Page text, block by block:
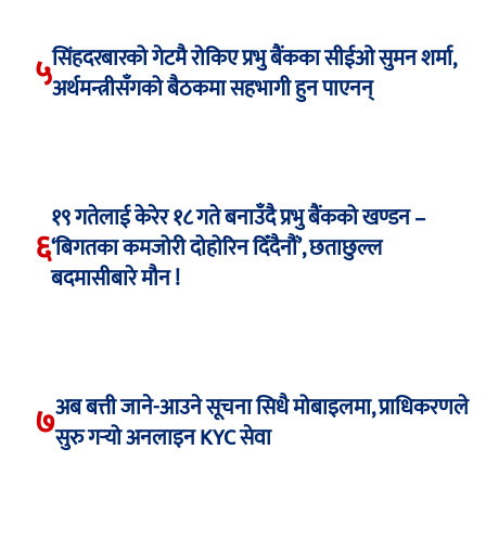
५सिंहदरबारको गेटमै रोकिए प्रभु बैंकका सीईओ सुमन शर्मा,
अर्थमन्त्रीसँगको बैठकमा सहभागी हुन पाएनन्
६
१९ गतेलाई केरेर १८ गते बनाउँदै प्रभु बैंकको खण्डन –
‘बिगतका कमजोरी दोहोरिन दिँदैनौं’, छताछुल्ल
बदमासीबारे मौन !
७अब बत्ती जाने-आउने सूचना सिधै मोबाइलमा, प्राधिकरणले
सुरु गर्‍यो अनलाइन KYC सेवा